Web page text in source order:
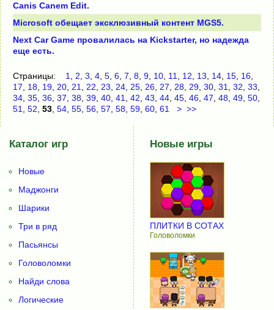
Canis Canem Edit.
Microsoft обещает эксклюзивный контент MGS5.
Next Car Game провалилась на Kickstarter, но надежда
еще есть.
Страницы: 1 2 3 4 5 6 7 8 9 10 11 12 13 14 15 16
17
18 19 20 21 22 23 24 25 26 27 28 29 30 31 32 33
34 35 36 37 38 39 40 41 42 43 44 45 46 47 48 49 50
51
52 53 54 55 56 57 58 59 60 61 > >>
Каталог игр
Новые
Маджонги
Шарики
Три в ряд
Пасьянсы
Головоломки
Найди слова
Логические
Новые игры
ПЛИТКИ В СОТАХ
Головоломки